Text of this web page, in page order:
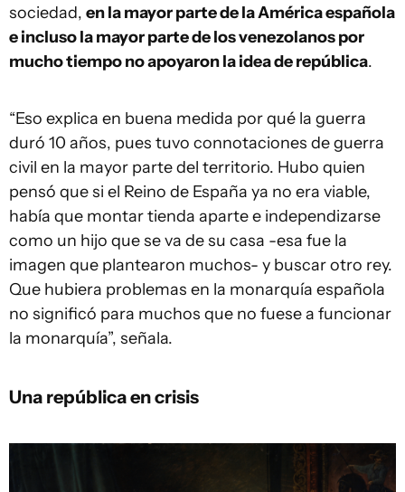
sociedad, en la mayor parte de la América española
e incluso la mayor parte de los venezolanos por
mucho tiempo no apoyaron la idea de república.
“Eso explica en buena medida por qué la guerra
duró 10 años, pues tuvo connotaciones de guerra
civil en la mayor parte del territorio. Hubo quien
pensó que si el Reino de España ya no era viable,
había que montar tienda aparte e independizarse
como un hijo que se va de su casa -esa fue la
imagen que plantearon muchos- y buscar otro rey.
Que hubiera problemas en la monarquía española
no significó para muchos que no fuese a funcionar
la monarquía”, señala.
Una república en crisis